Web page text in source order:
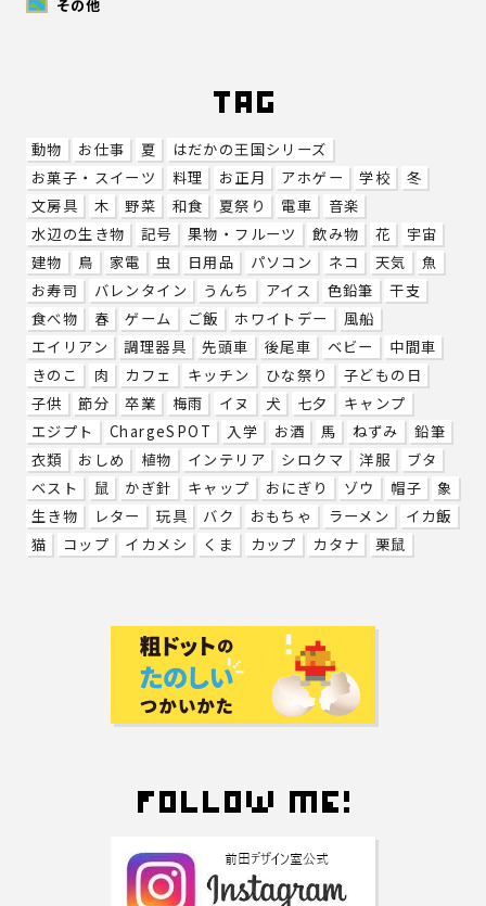
その他
動物 お仕事 夏
はだかの王国シリーズ
お菓子・スイーツ
料理 お正月 アホゲー 学校
冬
文房具
木 野菜 和食 夏祭り 電車
音楽
水辺の生き物
記号 果物・フルーツ 飲み物 花
宇宙
建物
鳥 家電 虫 日用品 パソコン ネコ 天気
魚
お寿司
バレンタイン うんち アイス 色鉛筆
干支
食べ物
春 ゲーム ご飯 ホワイトデー
風船
エイリアン
調理器具 先頭車 後尾車 ベビー
中間車
きのこ
肉 カフェ キッチン ひな祭り
子どもの日
子供
節分 卒業 梅雨 イヌ 犬 七夕
キャンプ
エジプト
ChargeSPOT 入学 お酒 馬 ねずみ
鉛筆
衣類
おしめ 植物 インテリア シロクマ 洋服
ブタ
ベスト
鼠 かぎ針 キャップ おにぎり ゾウ 帽子
象
生き物
レター 玩具 バク おもちゃ ラーメン
イカ飯
猫
コップ イカメシ くま カップ カタナ 栗鼠